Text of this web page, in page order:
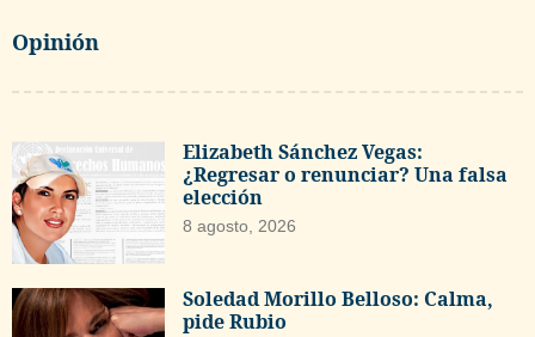
Opinión
Elizabeth Sánchez Vegas:
¿Regresar o renunciar? Una falsa
elección
8 agosto, 2026
Soledad Morillo Belloso: Calma,
pide Rubio